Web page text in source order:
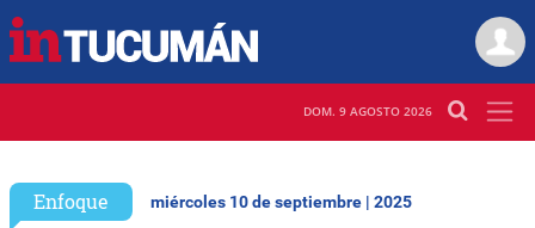
DOM. 9 AGOSTO 2026
Enfoque miércoles 10 de septiembre | 2025